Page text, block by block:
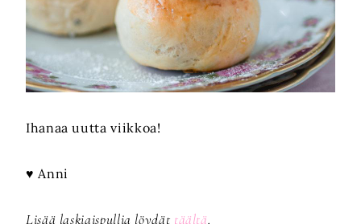
Ihanaa uutta viikkoa!
♥ Anni
Lisää laskiaispullia löydät täältä.